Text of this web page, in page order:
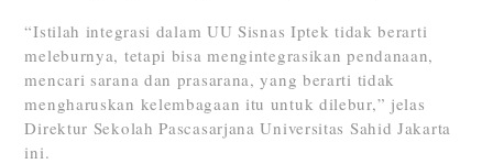
“Istilah integrasi dalam UU Sisnas Iptek tidak berarti
meleburnya, tetapi bisa mengintegrasikan pendanaan,
mencari sarana dan prasarana, yang berarti tidak
mengharuskan kelembagaan itu untuk dilebur,” jelas
Direktur Sekolah Pascasarjana Universitas Sahid Jakarta
ini.